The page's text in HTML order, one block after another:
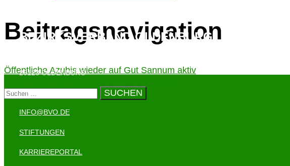
Beitragsnavigation
Öffentliche Azubis wieder auf Gut Sannum aktiv
BEZIRKSVERBAND OLDENBURG
26123 OLDENBURG
T (0441) 218 95 – 0
INFO@BVO.DE
STIFTUNGEN
KARRIEREPORTAL